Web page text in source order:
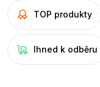
TOP produkty
Ihned k odběru